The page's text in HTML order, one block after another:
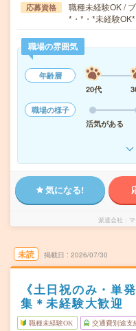
応募資格
職種未経験OK /
*・*・*未経験
職場の雰囲気
年齢層
20代
職場の様子
活気がある
気になる!
派遣会社
未読 掲載日 2026/07/30
《土日祝のみ・単
集＊未経験大歓迎
職種未経験OK 交通費別途支